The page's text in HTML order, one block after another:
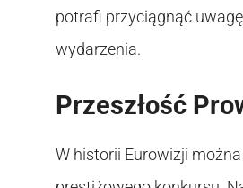
potrafi przyciągnąć
wydarzenia.
Przeszłość
W historii Eurowizji